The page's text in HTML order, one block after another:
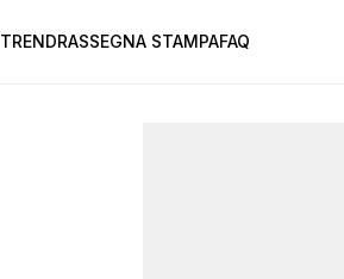
TRENDRASSEGNA STAMPAFAQ